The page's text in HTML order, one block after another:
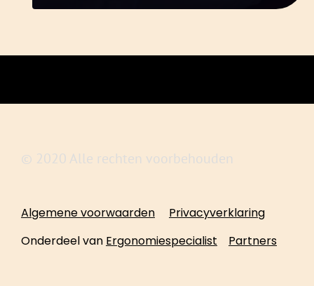
© 2020 Alle rechten voorbehouden
Algemene voorwaarden
Privacyverklaring
Onderdeel van Ergonomiespecialist Partners